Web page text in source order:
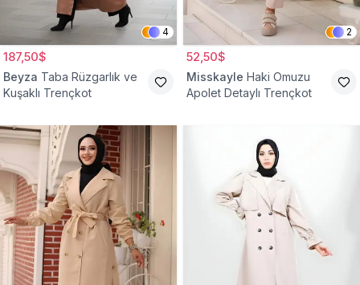
4
187,50$
Beyza Taba Rüzgarlık ve
Kuşaklı Trençkot
2
52,50$
Misskayle Haki Omuzu
Apolet Detaylı Trençkot